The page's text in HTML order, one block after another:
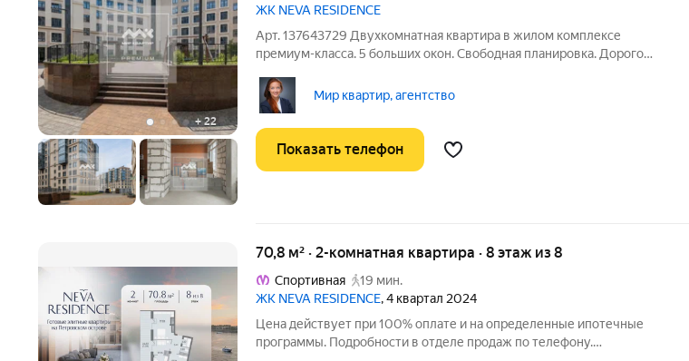
+22
ЖК NEVA RESIDENCE
Арт. 137643729 Двухкомнатная квартира в жилом комплексе
премиум-класса. 5 больших окон. Свободная планировка. Дорогой
RESIDENCE. Комплекс расположен на Петровском острове! -
Крестовский остров в
Мир квартир, агентство
Показать телефон
70,8 м² · 2-комнатная квартира · 8 этаж из 8
Спортивная
19 мин.
ЖК NEVA RESIDENCE, 4 квартал 2024
Цена действует при 100% оплате и на определенные ипотечные
программы. Подробности в отделе продаж по телефону.